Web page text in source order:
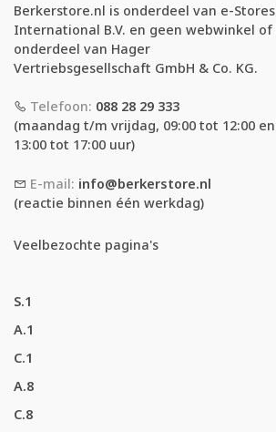
Berkerstore.nl is onderdeel van e-Stores
International B.V. en geen webwinkel of
onderdeel van Hager
Vertriebsgesellschaft GmbH & Co. KG.
Telefoon: 088 28 29 333
(maandag t/m vrijdag, 09:00 tot 12:00 en
13:00 tot 17:00 uur)
E-mail: info@berkerstore.nl
(reactie binnen één werkdag)
Veelbezochte pagina's
S.1
A.1
C.1
A.8
C.8